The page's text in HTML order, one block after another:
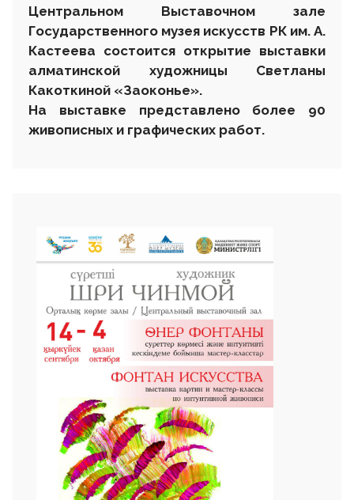
Центральном Выставочном зале
Государственного музея искусств РК им. А.
Кастеева состоится открытие выставки
алматинской художницы Светланы
Какоткиной «Заоконье».
На выставке представлено более 90
живописных и графических работ.